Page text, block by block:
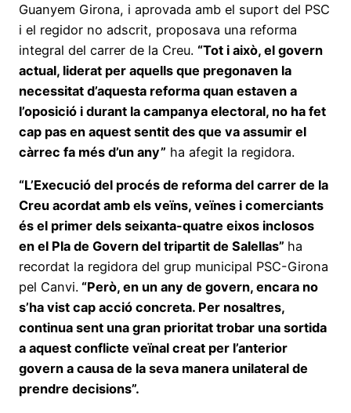
Guanyem Girona, i aprovada amb el suport del PSC
i el regidor no adscrit, proposava una reforma
integral del carrer de la Creu. “Tot i això, el govern
actual, liderat per aquells que pregonaven la
necessitat d’aquesta reforma quan estaven a
l’oposició i durant la campanya electoral, no ha fet
cap pas en aquest sentit des que va assumir el
càrrec fa més d’un any” ha afegit la regidora.
“L’Execució del procés de reforma del carrer de la
Creu acordat amb els veïns, veïnes i comerciants
és el primer dels seixanta-quatre eixos inclosos
en el Pla de Govern del tripartit de Salellas” ha
recordat la regidora del grup municipal PSC-Girona
pel Canvi. “Però, en un any de govern, encara no
s’ha vist cap acció concreta. Per nosaltres,
continua sent una gran prioritat trobar una sortida
a aquest conflicte veïnal creat per l’anterior
govern a causa de la seva manera unilateral de
prendre decisions”.